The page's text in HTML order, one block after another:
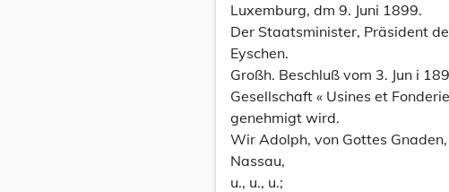
Luxemburg, dm 9. Juni 1899.
Der Staatsminister, Präsident
Eyschen.
Großh. Beschluß vom 3. Jun i
Gesellschaft « Usines et
genehmigt wird.
Wir Adolph, von Gottes
Nassau,
u., u., u.;